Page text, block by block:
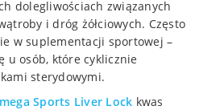
dolegliwościach związanych
i dróg żółciowych. Często
w suplementacji sportowej –
u osób, które cyklicznie
sterydowymi.
Sports Liver Lock kwas